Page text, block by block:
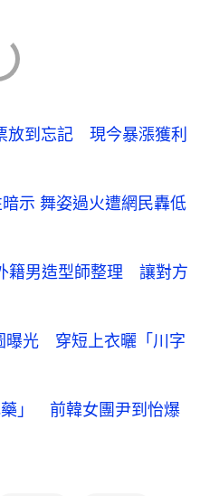
放到忘記 現今暴漲獲利
示 舞姿過火遭網民轟低
籍男造型師整理 讓對方
曝光 穿短上衣曬「川字
藥」 前韓女團尹到怡爆